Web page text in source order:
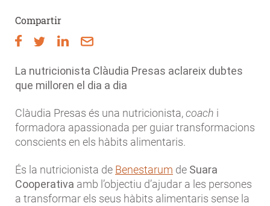
Compartir
La nutricionista Clàudia Presas aclareix dubtes
que milloren el dia a dia
Clàudia Presas és una nutricionista,coach i
formadora apassionada per guiar transformacions
conscients en els hàbits alimentaris.
És la nutricionista de Benestarum de Suara
Cooperativa amb l’objectiu d’ajudar a les persones
a transformar els seus hàbits alimentaris sense la